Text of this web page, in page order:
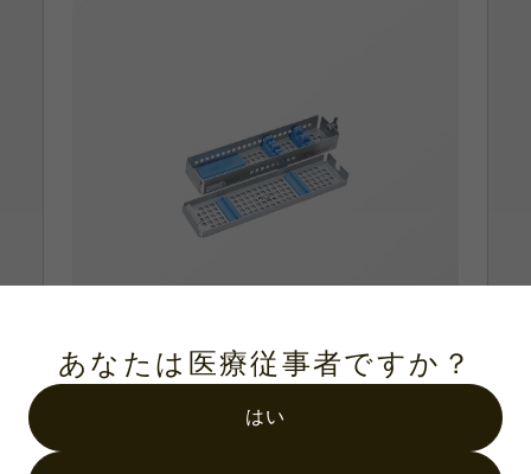
あなたは医療従事者ですか？
はい